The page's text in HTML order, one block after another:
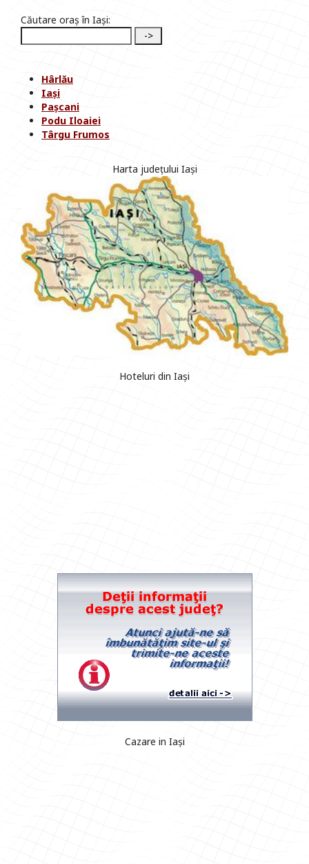
Căutare oraș în Iași:
Hârlău
Iași
Pașcani
Podu Iloaiei
Târgu Frumos
Harta județului Iași
Hoteluri din Iași
Cazare in Iași